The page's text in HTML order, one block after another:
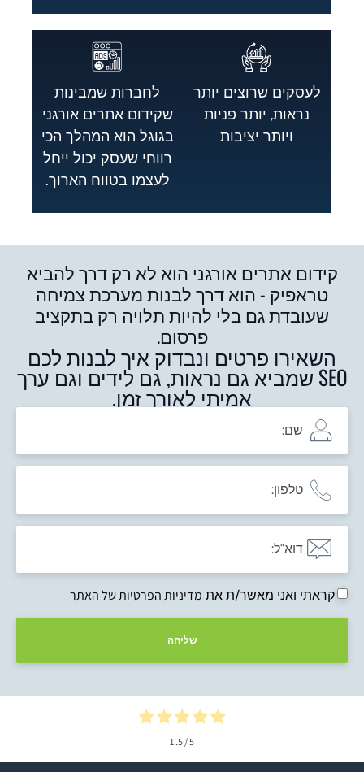
לעסקים שרוצים יותר
נראות, יותר פניות
ויותר יציבות
לחברות שמבינות
שקידום אתרים אורגני
בגוגל הוא המהלך הכי
רווחי שעסק יכול ייחל
לעצמו בטווח הארוך.
קידום אתרים אורגני הוא לא רק דרך להביא
טראפיק - הוא דרך לבנות מערכת צמיחה
שעובדת גם בלי להיות תלויה רק בתקציב
פרסום.
השאירו פרטים ונבדוק איך לבנות לכם
SEO שמביא גם נראות, גם לידים וגם ערך
אמיתי לאורך זמן.
קראתי ואני מאשר/ת את מדיניות הפרטיות של האתר
שליחה
5
/ 5.
1